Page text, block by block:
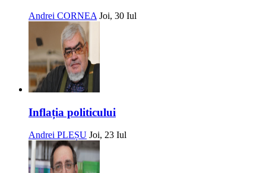
Andrei CORNEA Joi, 30 Iul
Inflația politicului
Andrei PLEȘU Joi, 23 Iul